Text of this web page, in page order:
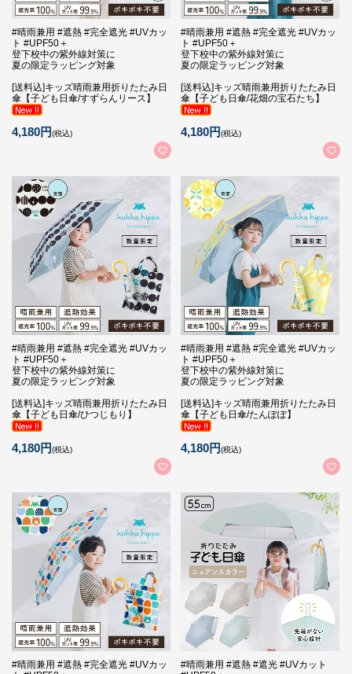
#晴雨兼用 #遮熱 #完全遮光 #UVカッ
ト #UPF50＋
登下校中の紫外線対策に
夏の限定ラッピング対象
[送料込]キッズ晴雨兼用折りたたみ日
傘【子ども日傘/すずらんリース】
4,180円(税込)
#晴雨兼用 #遮熱 #完全遮光 #UVカッ
ト #UPF50＋
登下校中の紫外線対策に
夏の限定ラッピング対象
[送料込]キッズ晴雨兼用折りたたみ日
傘【子ども日傘/花畑の宝石たち】
4,180円(税込)
#晴雨兼用 #遮熱 #完全遮光 #UVカッ
ト #UPF50＋
登下校中の紫外線対策に
夏の限定ラッピング対象
[送料込]キッズ晴雨兼用折りたたみ日
傘【子ども日傘/ひつじもり】
4,180円(税込)
#晴雨兼用 #遮熱 #完全遮光 #UVカッ
ト #UPF50＋
登下校中の紫外線対策に
夏の限定ラッピング対象
[送料込]キッズ晴雨兼用折りたたみ日
傘【子ども日傘/たんぽぽ】
4,180円(税込)
#晴雨兼用 #遮熱 #完全遮光 #UVカッ
#晴雨兼用 #遮熱 #遮光 #UVカット